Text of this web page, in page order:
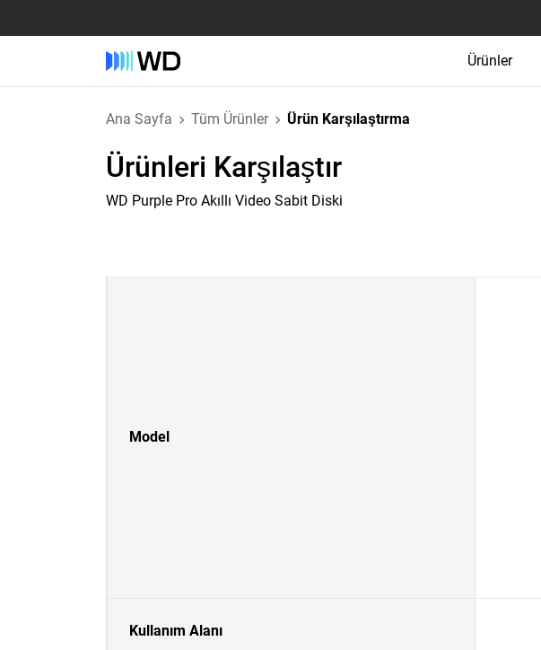
Ürünler
Ana Sayfa Tüm Ürünler Ürün Karşılaştırma
Ürünleri Karşılaştır
WD Purple Pro Akıllı Video Sabit Diski
Model
Kullanım Alanı